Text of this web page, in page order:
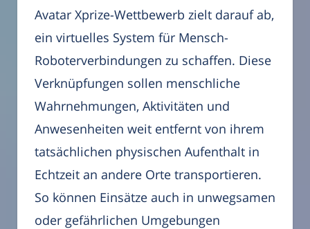
Avatar Xprize-Wettbewerb zielt darauf ab,
ein virtuelles System für Mensch-
Roboterverbindungen zu schaffen. Diese
Verknüpfungen sollen menschliche
Wahrnehmungen, Aktivitäten und
Anwesenheiten weit entfernt von ihrem
tatsächlichen physischen Aufenthalt in
Echtzeit an andere Orte transportieren.
So können Einsätze auch in unwegsamen
oder gefährlichen Umgebungen